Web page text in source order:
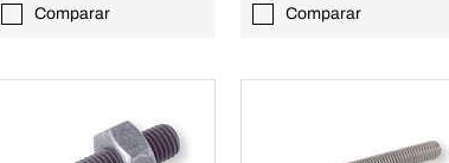
Comparar Comparar